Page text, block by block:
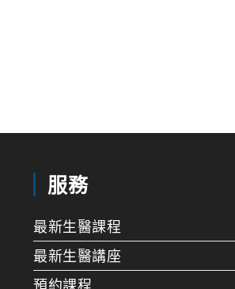
服務
最新生醫課程
最新生醫講座
預約課程